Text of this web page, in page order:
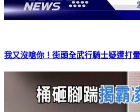
我又沒嗆你！街頭全武行騎士疑遭打